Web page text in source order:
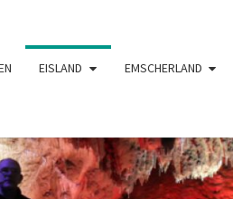
EISLAND EMSCHERLAND